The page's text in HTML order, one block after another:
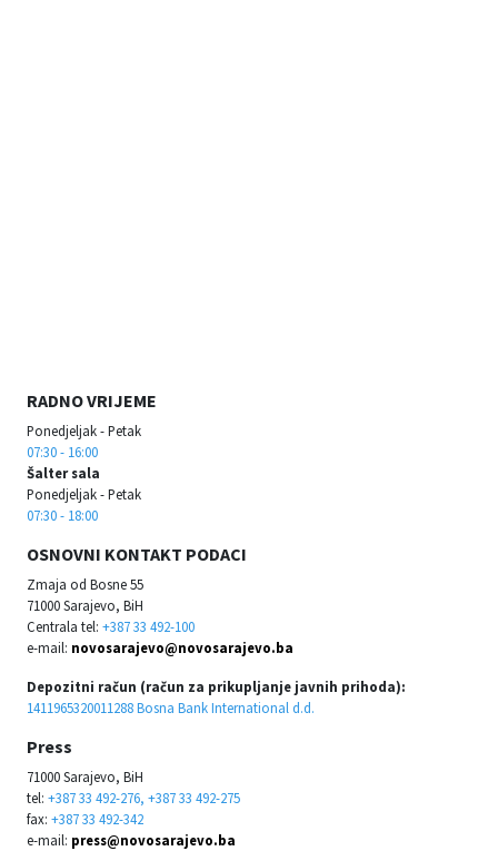
RADNO VRIJEME
Ponedjeljak - Petak
07:30 - 16:00
Šalter sala
Ponedjeljak - Petak
07:30 - 18:00
OSNOVNI KONTAKT PODACI
Zmaja od Bosne 55
71000 Sarajevo, BiH
Centrala tel: +387 33 492-100
e-mail: novosarajevo@novosarajevo.ba
Depozitni račun (račun za prikupljanje javnih prihoda):
1411965320011288 Bosna Bank International d.d.
Press
71000 Sarajevo, BiH
tel: +387 33 492-276, +387 33 492-275
fax: +387 33 492-342
e-mail: press@novosarajevo.ba